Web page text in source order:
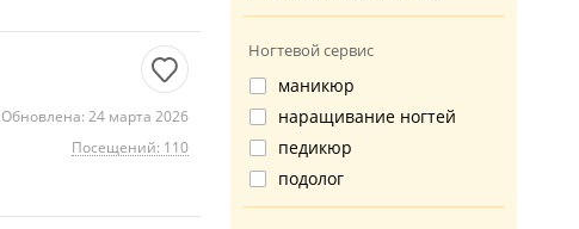
Обновлена: 24 марта 2026
Посещений: 110
Ногтевой сервис
маникюр
наращивание ногтей
педикюр
подолог